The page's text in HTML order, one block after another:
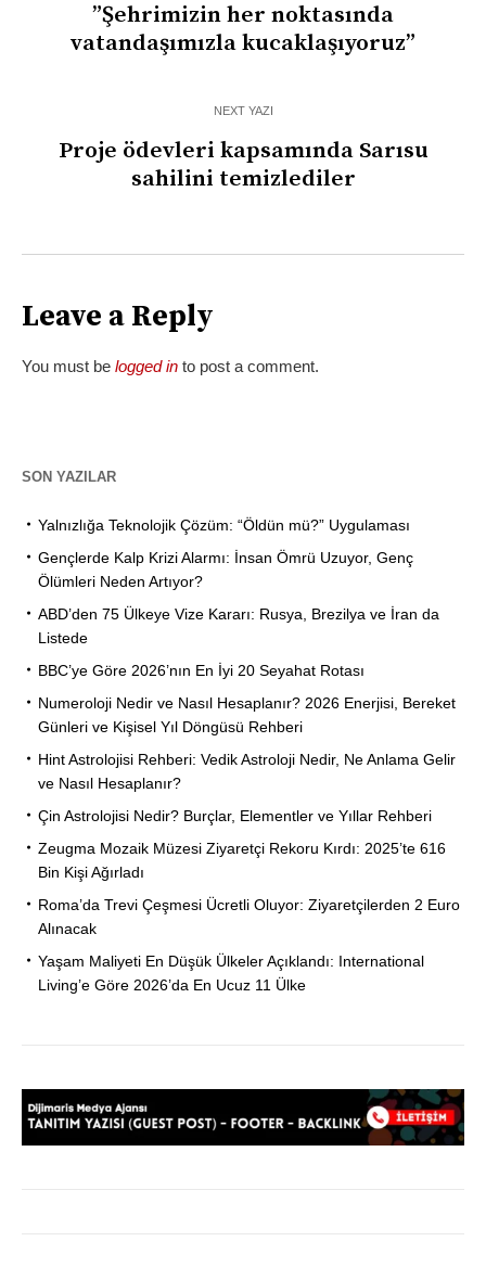
”Şehrimizin her noktasında
vatandaşımızla kucaklaşıyoruz”
NEXT YAZI
Proje ödevleri kapsamında Sarısu
sahilini temizlediler
Leave a Reply
You must be logged in to post a comment.
SON YAZILAR
Yalnızlığa Teknolojik Çözüm: “Öldün mü?” Uygulaması
Gençlerde Kalp Krizi Alarmı: İnsan Ömrü Uzuyor, Genç
Ölümleri Neden Artıyor?
ABD’den 75 Ülkeye Vize Kararı: Rusya, Brezilya ve İran da
Listede
BBC’ye Göre 2026’nın En İyi 20 Seyahat Rotası
Numeroloji Nedir ve Nasıl Hesaplanır? 2026 Enerjisi, Bereket
Günleri ve Kişisel Yıl Döngüsü Rehberi
Hint Astrolojisi Rehberi: Vedik Astroloji Nedir, Ne Anlama Gelir
ve Nasıl Hesaplanır?
Çin Astrolojisi Nedir? Burçlar, Elementler ve Yıllar Rehberi
Zeugma Mozaik Müzesi Ziyaretçi Rekoru Kırdı: 2025’te 616
Bin Kişi Ağırladı
Roma’da Trevi Çeşmesi Ücretli Oluyor: Ziyaretçilerden 2 Euro
Alınacak
Yaşam Maliyeti En Düşük Ülkeler Açıklandı: International
Living’e Göre 2026’da En Ucuz 11 Ülke